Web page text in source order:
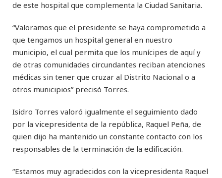
de este hospital que complementa la Ciudad Sanitaria.
“Valoramos que el presidente se haya comprometido a
que tengamos un hospital general en nuestro
municipio, el cual permita que los munícipes de aquí y
de otras comunidades circundantes reciban atenciones
médicas sin tener que cruzar al Distrito Nacional o a
otros municipios” precisó Torres.
Isidro Torres valoró igualmente el seguimiento dado
por la vicepresidenta de la república, Raquel Peña, de
quien dijo ha mantenido un constante contacto con los
responsables de la terminación de la edificación.
“Estamos muy agradecidos con la vicepresidenta Raquel